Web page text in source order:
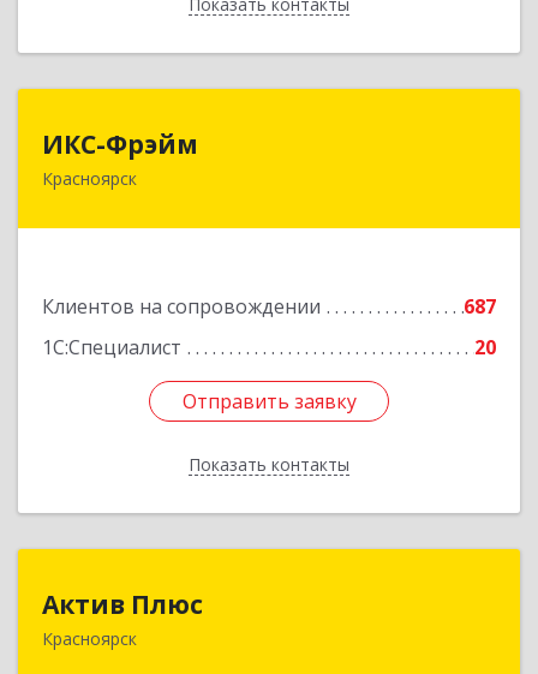
ИКС-Фрэйм
Красноярск
Клиентов на сопровождении
687
1С:Специалист
20
Отправить заявку
Показать контакты
660077, Красноярский край, Красноярск г,
Отправить заявку
Назад
Актив Плюс
Красноярск660017, Красноярский край, Красноярск г,